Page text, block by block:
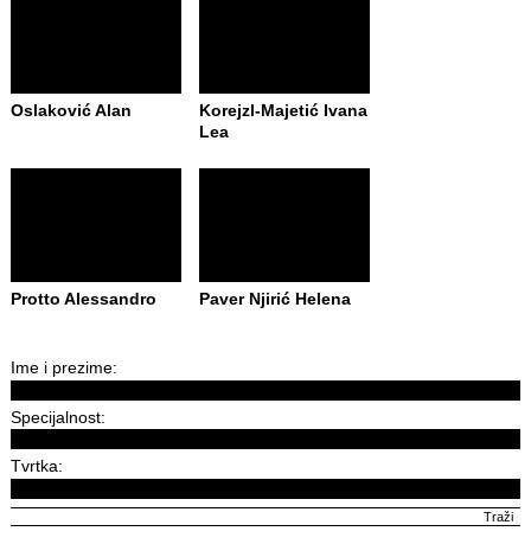
Oslaković Alan
Korejzl-Majetić Ivana
Lea
Protto Alessandro Paver Njirić Helena
Ime i prezime:
Specijalnost:
Tvrtka: